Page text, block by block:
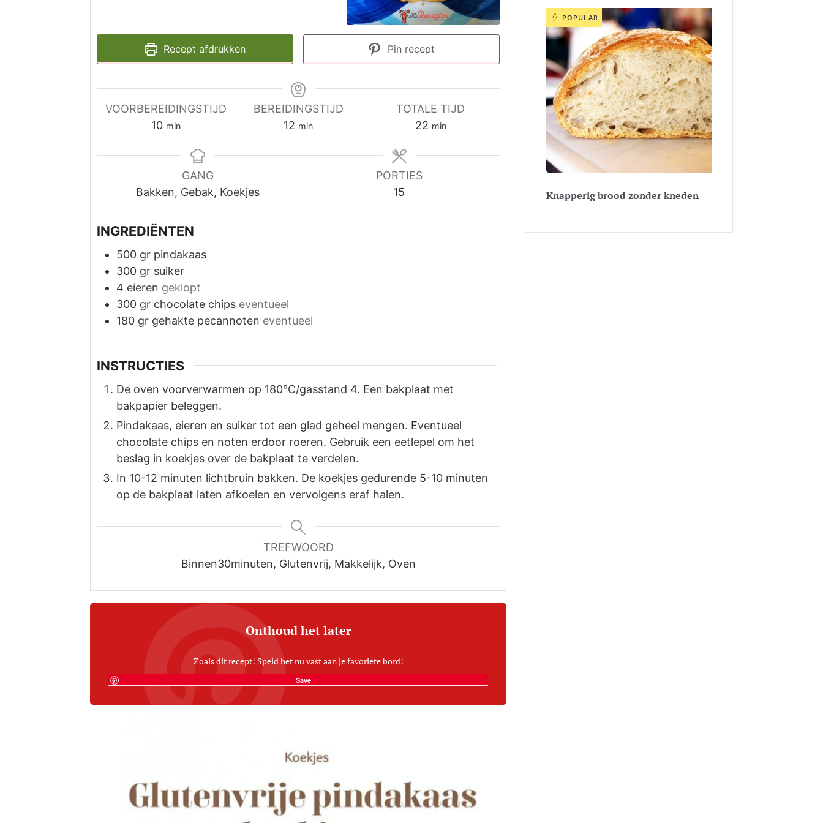
Recept afdrukken Pin recept
VOORBEREIDINGSTIJD
10minuten
min
BEREIDINGSTIJD
12 minuten
min
TOTALE TIJD
22minuten
min
GANG
Bakken, Gebak, Koekjes
PORTIES
15
INGREDIËNTEN
500 gr pindakaas
300 gr suiker
4 eieren geklopt
300 gr chocolate chips eventueel
180 gr gehakte pecannoten eventueel
INSTRUCTIES
De oven voorverwarmen op 180°C/gasstand 4. Een bakplaat met
bakpapier beleggen.
Pindakaas, eieren en suiker tot een glad geheel mengen. Eventueel
chocolate chips en noten erdoor roeren. Gebruik een eetlepel om het
beslag in koekjes over de bakplaat te verdelen.
In 10-12 minuten lichtbruin bakken. De koekjes gedurende 5-10 minuten
op de bakplaat laten afkoelen en vervolgens eraf halen.
TREFWOORD
Binnen30minuten, Glutenvrij, Makkelijk, Oven
Onthoud het later
Zoals dit recept! Speld het nu vast aan je favoriete bord!
Save
POPULAR
Knapperig brood zonder kneden